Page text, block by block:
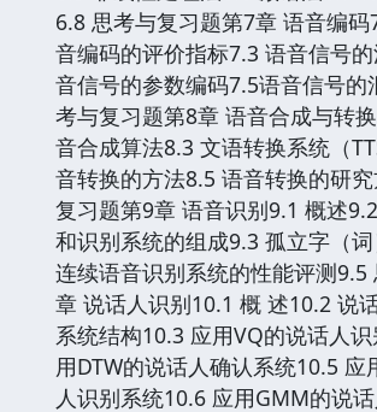
6.8 思考与复习题第7章 语音编
音编码的评价指标7.3 语音信号
音信号的参数编码7.5语音信号的
考与复习题第8章 语音合成与转
音合成算法8.3 文语转换系统（
音转换的方法8.5 语音转换的研
复习题第9章 语音识别9.1 概述
和识别系统的组成9.3 孤立字（
连续语音识别系统的性能评测9.5
章 说话人识别10.1 概 述10.2 说
系统结构10.3 应用VQ的说话人
用DTW的说话人确认系统10.5
人识别系统10.6 应用GMM的说